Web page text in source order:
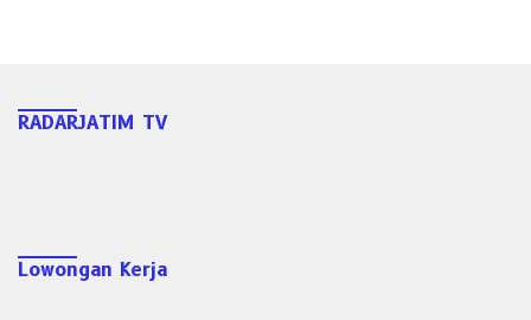
RADARJATIM TV
Lowongan Kerja